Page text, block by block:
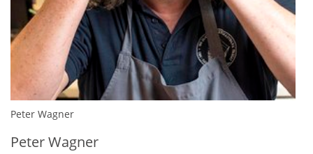
Peter Wagner
Peter Wagner